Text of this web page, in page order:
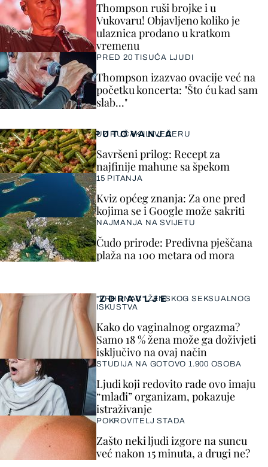
Thompson ruši brojke i u
Vukovaru! Objavljeno koliko je
ulaznica prodano u kratkom
vremenu
PRED 20 TISUĆA LJUDI
Thompson izazvao ovacije već na
početku koncerta: "Što ću kad sam
slab..."
ZDRAVLJE
"VRHUNAC" ŽENSKOG SEKSUALNOG
ISKUSTVA
Kako do vaginalnog orgazma?
Samo 18 % žena može ga doživjeti
isključivo na ovaj način
STUDIJA NA GOTOVO 1.900 OSOBA
Ljudi koji redovito rade ovo imaju
“mlađi” organizam, pokazuje
istraživanje
POKROVITELJ STADA
Zašto neki ljudi izgore na suncu
već nakon 15 minuta, a drugi ne?
PUTOVANJA
UZ RUČAK ILI VEČERU
Savršeni prilog: Recept za
najfinije mahune sa špekom
15 PITANJA
Kviz općeg znanja: Za one pred
kojima se i Google može sakriti
NAJMANJA NA SVIJETU
Čudo prirode: Predivna pješčana
plaža na 100 metara od mora